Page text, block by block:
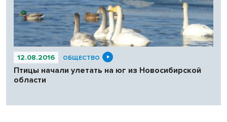
12.08.2016 ОБЩЕСТВО
Птицы начали улетать на юг из Новосибирской
области